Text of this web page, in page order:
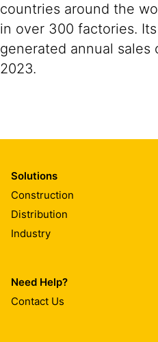
countries around the
in over 300 factories.
generated annual sales
2023.
Solutions
Construction
Distribution
Industry
Need Help?
Contact Us